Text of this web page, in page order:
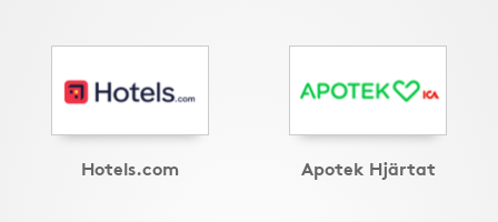
Hotels.com Apotek Hjärtat